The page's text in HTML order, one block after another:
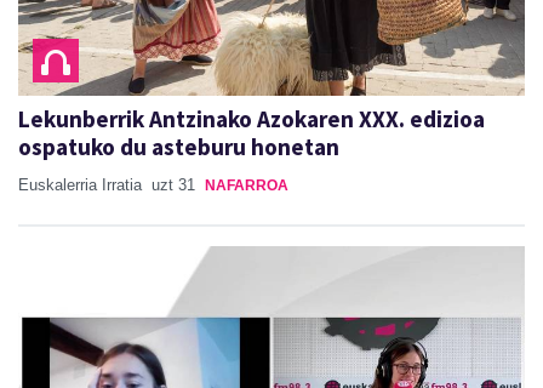
Lekunberrik Antzinako Azokaren XXX. edizioa
ospatuko du asteburu honetan
Euskalerria Irratia uzt 31 NAFARROA